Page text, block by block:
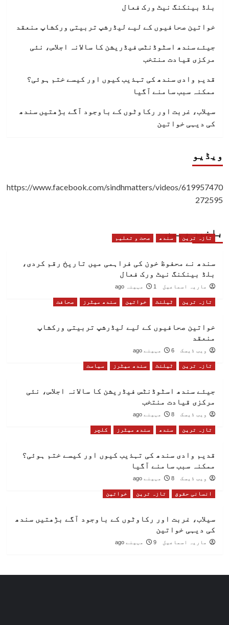
بلڈ بینکنگ نیٹ ورک فعال
خواتین صحافیوں کے لیے لیڈرشپ تربیتی ورکشاپ منعقد
جیئے سندھ اسٹوڈنٹس فیڈریشن کا سالانہ اجلاس، نئی
مرکزی قیادت منتخب
قدیم وادی سندھ کی تہذیب کیوں اور کیسے ختم ہوئی؟
ممکنہ سبب سامنے آگیا
سیلاب، غربت اور رکاوٹوں کے باوجود آگے بڑھتیں سندھ
کی دیہی خواتین
ویڈیو
https://www.facebook.com/sindhmatters/videos/619957470
272595
باخبر رہیں
تازہ ترین سندھ صحت و تعلیم
سندھ نے محفوظ خون کی فراہمی میں تاریخ رقم کردی،
بلڈ بینکنگ نیٹ ورک فعال
ماریہ اسماعیل 1 مہینہ ago
تازہ ترین ٹیلنٹ خواتین سندھ میٹرز صحافت
خواتین صحافیوں کے لیے لیڈرشپ تربیتی ورکشاپ
منعقد
ویب ڈیسک 6 مہینے ago
تازہ ترین ٹیلنٹ سندھ میٹرز سیاست
جیئے سندھ اسٹوڈنٹس فیڈریشن کا سالانہ اجلاس، نئی
مرکزی قیادت منتخب
ویب ڈیسک 8 مہینے ago
تازہ ترین سندھ سندھ میٹرز کلچر
قدیم وادی سندھ کی تہذیب کیوں اور کیسے ختم ہوئی؟
ممکنہ سبب سامنے آگیا
ویب ڈیسک 8 مہینے ago
انسانی حقوق تازہ ترین خواتین
سیلاب، غربت اور رکاوٹوں کے باوجود آگے بڑھتیں سندھ
کی دیہی خواتین
ماریہ اسماعیل 9 مہینے ago